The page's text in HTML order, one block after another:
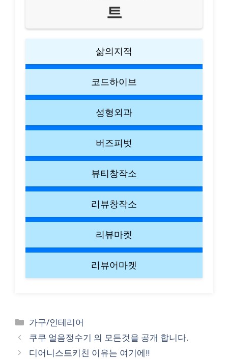
트
삶의지적
코드하이브
성형외과
버즈피벗
뷰티창작소
리뷰창작소
리뷰마켓
리뷰어마켓
Categories
가구/인테리어
쿠쿠 얼음정수기 의 모든것을 공개 합니다.
디어니스트키친 이유는 여기에!!